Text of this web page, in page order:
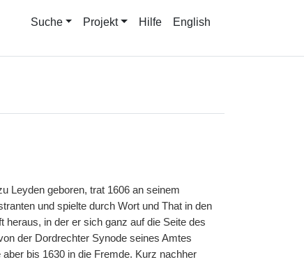
Suche Projekt Hilfe English
Leyden geboren, trat 1606 an seinem
und spielte durch Wort und That in den
heraus, in der er sich ganz auf die Seite des
der Dordrechter Synode seines Amtes
bis 1630 in die Fremde. Kurz nachher